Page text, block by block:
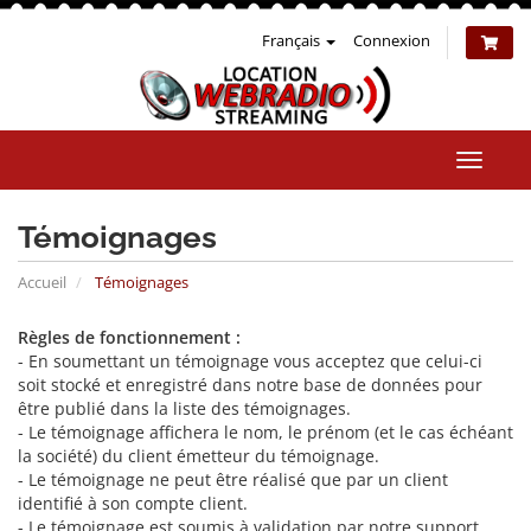
Français Connexion
la
Témoignages
Accueil Témoignages
Règles de fonctionnement :
- En soumettant un témoignage vous acceptez que celui-ci
soit stocké et enregistré dans notre base de données pour
être publié dans la liste des témoignages.
- Le témoignage affichera le nom, le prénom (et le cas échéant
la société) du client émetteur du témoignage.
- Le témoignage ne peut être réalisé que par un client
identifié à son compte client.